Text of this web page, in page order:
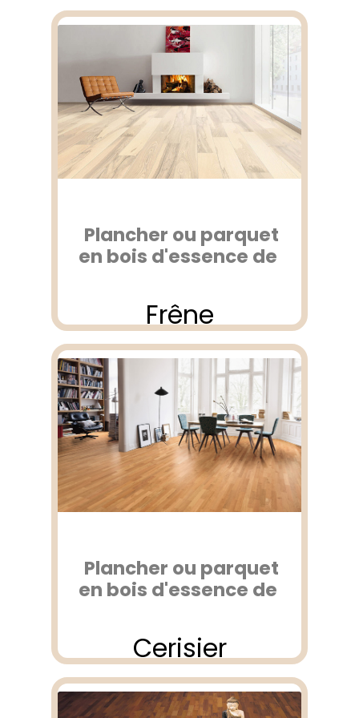
Plancher ou parquet
en bois d'essence de
Frêne
Plancher ou parquet
en bois d'essence de
Cerisier